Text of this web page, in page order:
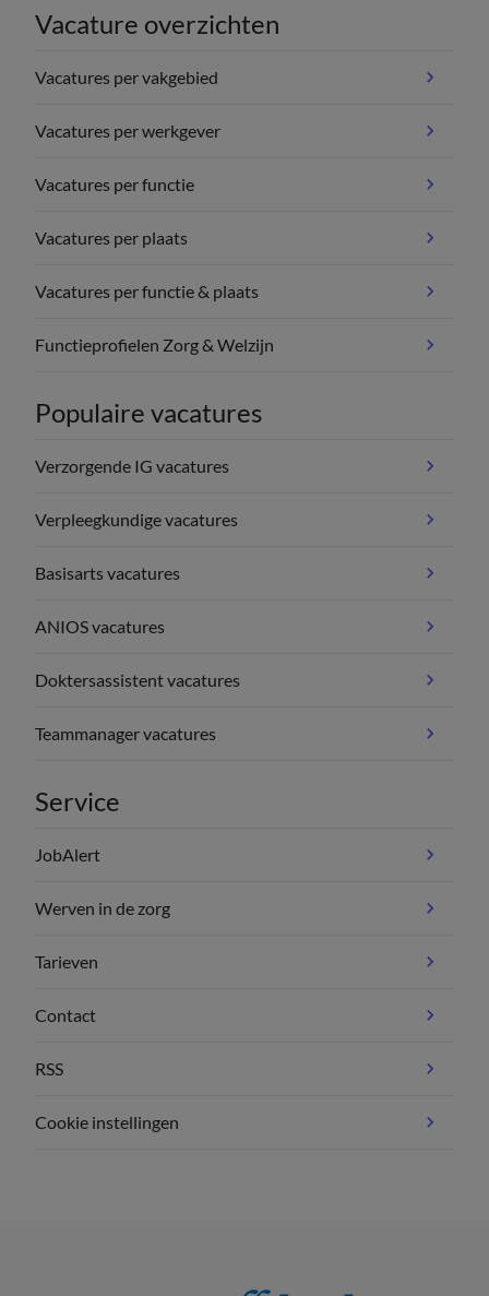
Vacature overzichten
Vacatures per vakgebied
Vacatures per werkgever
Vacatures per functie
Vacatures per plaats
Vacatures per functie & plaats
Functieprofielen Zorg & Welzijn
Populaire vacatures
Verzorgende IG vacatures
Verpleegkundige vacatures
Basisarts vacatures
ANIOS vacatures
Doktersassistent vacatures
Teammanager vacatures
Service
JobAlert
Werven in de zorg
Tarieven
Contact
RSS
Cookie instellingen